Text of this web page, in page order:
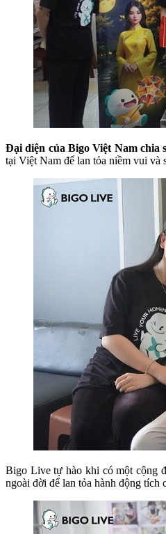
Đại diện của Bigo Việt Nam chia
tại Việt Nam để lan tỏa niềm vui và
Bigo Live tự hào khi có một cộng
ngoài đời để lan tỏa hành động